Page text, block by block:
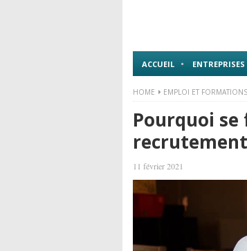
ACCUEIL ENTREPRISES
HOME EMPLOI ET FORMATIONS
Pourquoi
11 février 2021